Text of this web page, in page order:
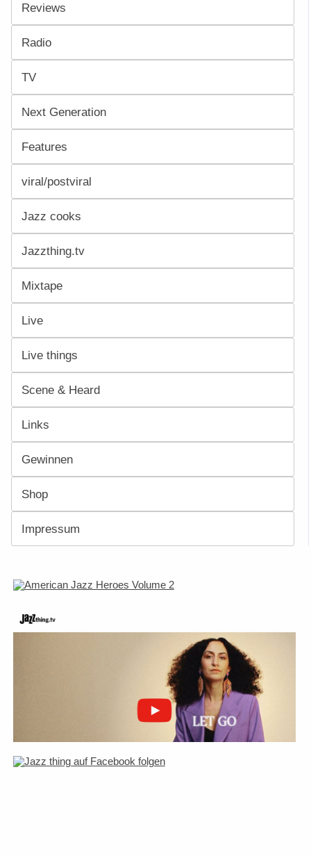
Reviews
Radio
TV
Next Generation
Features
viral/postviral
Jazz cooks
Jazzthing.tv
Mixtape
Live
Live things
Scene & Heard
Links
Gewinnen
Shop
Impressum